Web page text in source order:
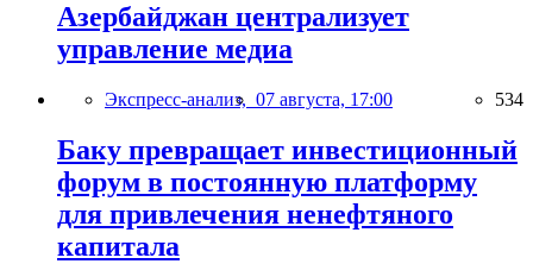
Азербайджан централизует
управление медиа
Экспресс-анализ, 07 августа, 17:00 534
Баку превращает инвестиционный
форум в постоянную платформу
для привлечения ненефтяного
капитала